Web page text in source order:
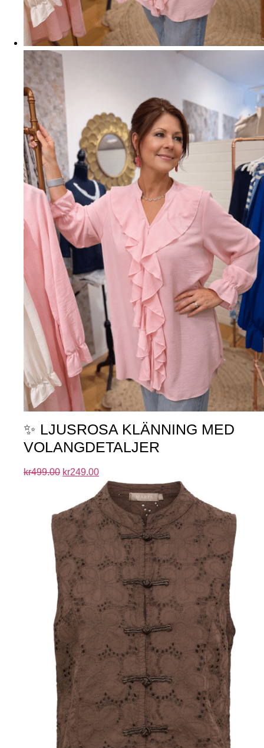
✨ LJUSROSA KLÄNNING MED
VOLANGDETALJER
kr499.00 kr249.00